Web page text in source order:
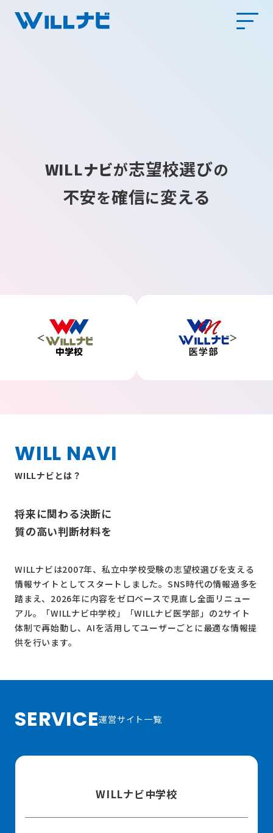
WILLナビが志望校選びの
不安を確信に変える
WILL NAVI
WILLナビとは？
将来に関わる決断に
質の高い判断材料を
WILLナビは2007年、私立中学校受験の志望校選びを支える
情報サイトとしてスタートしました。SNS時代の情報過多を
踏まえ、2026年に内容をゼロベースで見直し全面リニュー
アル。
「WILLナビ中学校」 「WILLナビ医学部」 の2サイト
体制で再始動し、AIを活用してユーザーごとに最適な情報提
供を行います。
SERVICE運営サイト一覧
WILLナビ中学校